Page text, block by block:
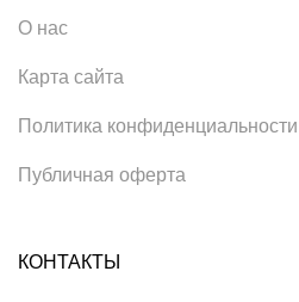
О нас
Карта сайта
Политика конфиденциальности
Публичная оферта
КОНТАКТЫ